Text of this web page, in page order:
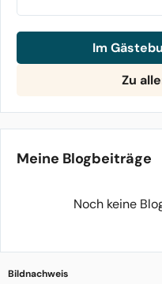
Im
Zu
Meine Blogbeiträge
Noch keine
Bildnachweis